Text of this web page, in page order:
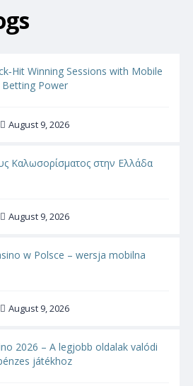
Winning Sessions with Mobile
Betting Power
August 9, 2026
Καλωσορίσματος στην Ελλάδα
August 9, 2026
w Polsce – wersja mobilna
August 9, 2026
2026 – A legjobb oldalak valódi
játékhoz